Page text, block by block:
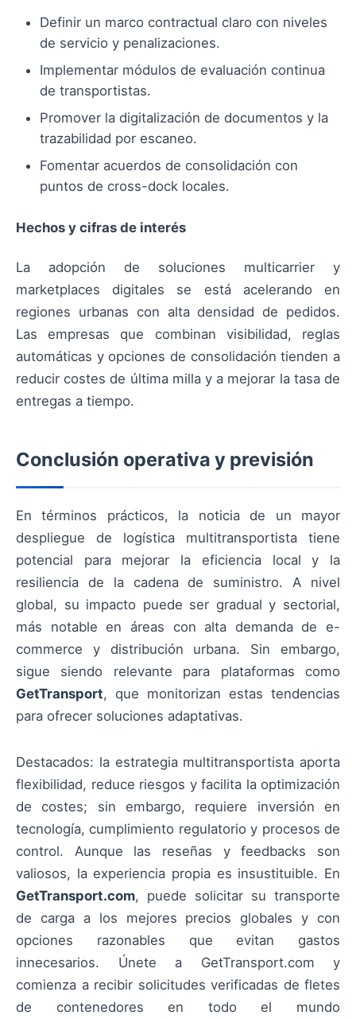
Definir un marco contractual claro con niveles
de servicio y penalizaciones.
Implementar módulos de evaluación continua
de transportistas.
Promover la digitalización de documentos y la
trazabilidad por escaneo.
Fomentar acuerdos de consolidación con
puntos de cross-dock locales.
Hechos y cifras de interés
La adopción de soluciones multicarrier y
marketplaces digitales se está acelerando en
regiones urbanas con alta densidad de pedidos.
Las empresas que combinan visibilidad, reglas
automáticas y opciones de consolidación tienden a
reducir costes de última milla y a mejorar la tasa de
entregas a tiempo.
Conclusión operativa y previsión
En términos prácticos, la noticia de un mayor
despliegue de logística multitransportista tiene
potencial para mejorar la eficiencia local y la
resiliencia de la cadena de suministro. A nivel
global, su impacto puede ser gradual y sectorial,
más notable en áreas con alta demanda de e-
commerce y distribución urbana. Sin embargo,
sigue siendo relevante para plataformas como
GetTransport, que monitorizan estas tendencias
para ofrecer soluciones adaptativas.
Destacados: la estrategia multitransportista aporta
flexibilidad, reduce riesgos y facilita la optimización
de costes; sin embargo, requiere inversión en
tecnología, cumplimiento regulatorio y procesos de
control. Aunque las reseñas y feedbacks son
valiosos, la experiencia propia es insustituible. En
GetTransport.com, puede solicitar su transporte
de carga a los mejores precios globales y con
opciones razonables que evitan gastos
innecesarios. Únete a GetTransport.com y
comienza a recibir solicitudes verificadas de fletes
de contenedores en todo el mundo